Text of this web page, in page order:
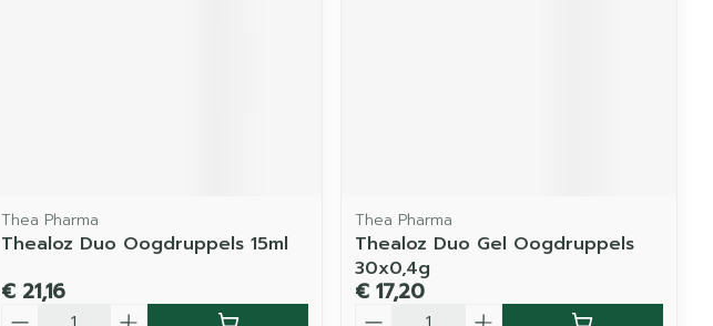
Thea Pharma
Thealoz Duo Oogdruppels 15ml
€ 21,16
Thea Pharma
Thealoz Duo Gel Oogdruppels
30x0,4g
€ 17,20